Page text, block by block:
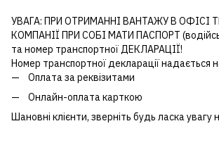
УВАГА: ПРИ ОТРИМАННІ ВАНТАЖУ В ОФІСІ
КОМПАНІЇ ПРИ СОБІ МАТИ ПАСПОРТ
та номер транспортної ДЕКЛАРАЦІЇ!
Номер транспортної декларації надається
Оплата за реквізитами
Онлайн-оплата карткою
Шановні клієнти, зверніть будь ласка увагу